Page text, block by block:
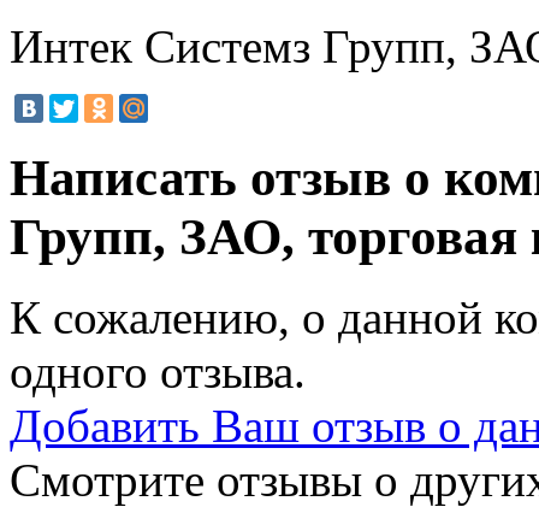
Интек Системз Групп,
Написать отзыв о
Групп, ЗАО,
К сожалению, о данной
одного отзыва.
Добавить Ваш отзыв о
Смотрите отзывы о